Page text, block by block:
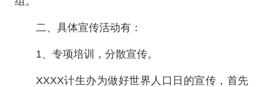
二、具体宣传活动有：
1、专项培训，分散宣传。
XXXX计生办为做好世界人口日的宣传，首先